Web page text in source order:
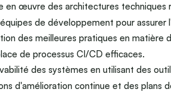
en œuvre des architectures techniques
de développement pour assurer
des meilleures pratiques en
de processus CI/CD efficaces.
des systèmes en utilisant des
d'amélioration continue et des plans